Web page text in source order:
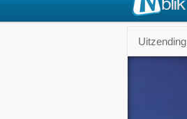
Uitzending